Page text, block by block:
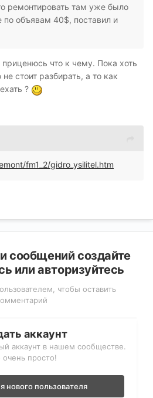
ремонтировать там уже было
по объявам 40$, поставил и
что к чему. Пока хоть
стоит разбирать, а то как
?
fm1_2/gidro_ysilitel.htm
сообщений создайте
или авторизуйтесь
чтобы оставить
аккаунт
аккаунт в нашем сообществе.
очень просто!
нового пользователя